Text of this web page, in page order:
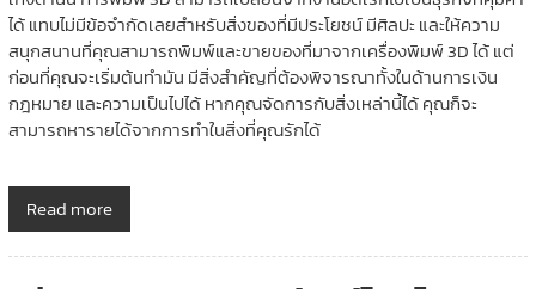
ได้ แทบไม่มีข้อจำกัดเลยสำหรับสิ่งของที่มีประโยชน์ มีศิลปะ และให้ความ
สนุกสนานที่คุณสามารถพิมพ์และขายของที่มาจากเครื่องพิมพ์ 3D ได้ แต่
ก่อนที่คุณจะเริ่มต้นทำมัน มีสิ่งสำคัญที่ต้องพิจารณาทั้งในด้านการเงิน
กฎหมาย และความเป็นไปได้ หากคุณจัดการกับสิ่งเหล่านี้ได้ คุณก็จะ
สามารถหารายได้จากการทำในสิ่งที่คุณรักได้
Read more